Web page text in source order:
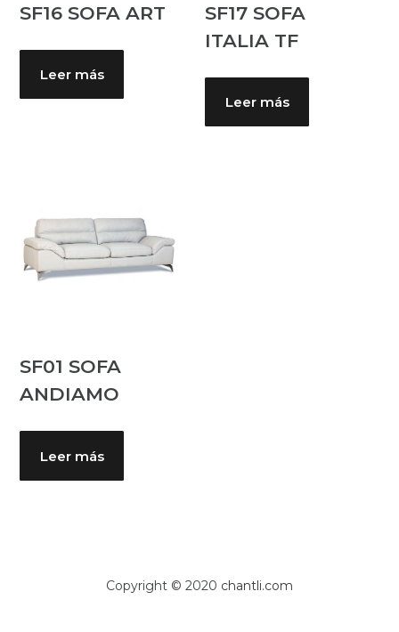
SF16 SOFA ART
Leer más
SF17 SOFA
ITALIA TF
Leer más
SF01 SOFA
ANDIAMO
Leer más
Copyright © 2020 chantli.com